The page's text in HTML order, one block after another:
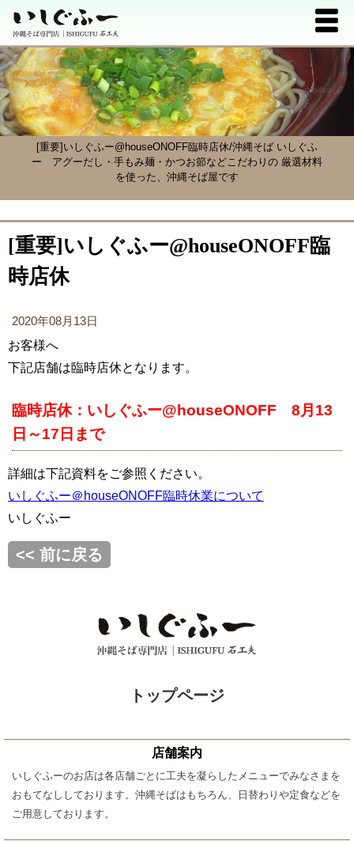
[重要]いしぐふー@houseONOFF臨時店休/沖縄そば いしぐふ
ー
アグーだし・手もみ麺・かつお節などこだわりの 厳選材料
を使った、沖縄そば屋です
[重要]いしぐふー@houseONOFF臨
時店休
2020年08月13日
お客様へ
下記店舗は臨時店休となります。
臨時店休：いしぐふー@houseONOFF 8月13
日～17日まで
詳細は下記資料をご参照ください。
いしぐふー＠houseONOFF臨時休業について
いしぐふー
<< 前に戻る
トップページ
店舗案内
いしぐふーのお店は各店舗ごとに工夫を凝らしたメニューでみなさまを
おもてなししております。沖縄そばはもちろん、日替わりや定食などを
ご用意しております。